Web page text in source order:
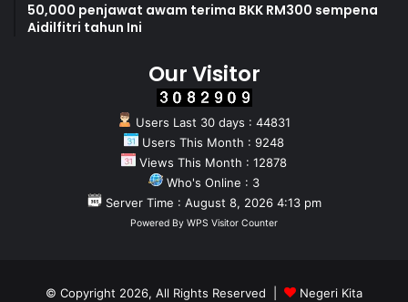
50,000 penjawat awam terima BKK RM300 sempena
Aidilfitri tahun Ini
Our Visitor
Users Last 30 days : 44831
Users This Month : 9248
Views This Month : 12878
Who's Online : 3
Server Time : August 8, 2026 4:13 pm
Powered By WPS Visitor Counter
© Copyright 2026, All Rights Reserved |
Negeri Kita